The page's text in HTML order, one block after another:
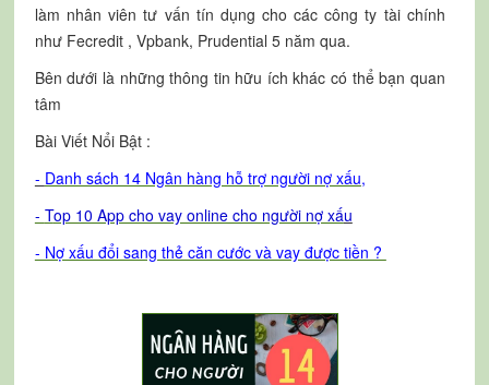
làm nhân viên tư vấn tín dụng cho các công ty tài chính
như Fecredit , Vpbank, Prudential 5 năm qua.
Bên dưới là những thông tin hữu ích khác có thể bạn quan
tâm
Bài Viết Nổi Bật :
- Danh sách 14 Ngân hàng hỗ trợ người nợ xấu,
- Top 10 App cho vay online cho người nợ xấu
- Nợ xấu đổi sang thẻ căn cước và vay được tiền ?